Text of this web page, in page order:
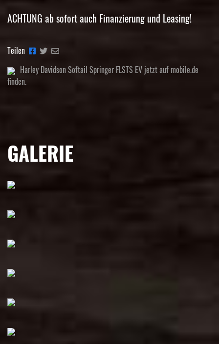
ACHTUNG ab sofort auch Finanzierung und Leasing!
Teilen
Harley Davidson Softail Springer FLSTS EV jetzt auf mobile.de
finden.
GALERIE